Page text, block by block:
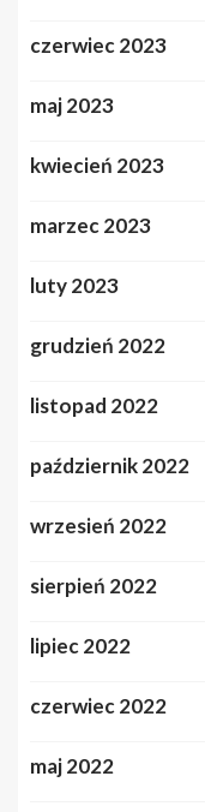
czerwiec 2023
maj 2023
kwiecień 2023
marzec 2023
luty 2023
grudzień 2022
listopad 2022
październik 2022
wrzesień 2022
sierpień 2022
lipiec 2022
czerwiec 2022
maj 2022